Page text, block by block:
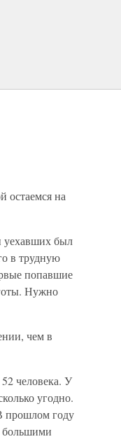
остаемся на
уехавших был
в трудную
попавшие
Нужно
чем в
человека. У
угодно.
прошлом году
большими